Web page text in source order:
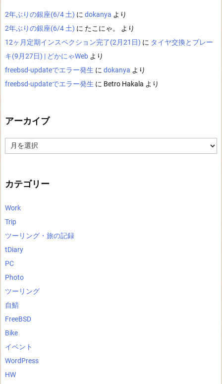
2年ぶりの銀座(6/4 土) に dokanya より
2年ぶりの銀座(6/4 土) に たこにゃ。
より
12ヶ月定期インスペクション完了(2月21日) に タイヤ交換とブレー
キ(9月27日) | どかにゃWeb より
freebsd-updateでエラー発生 に dokanya より
freebsd-updateでエラー発生 に Betro Hakala より
アーカイブ
ー
カテゴリー
Work
Trip
ツーリング・旅の記録
tDiary
PC
Photo
ツーリング
自鯖
FreeBSD
Bike
イベント
WordPress
HW